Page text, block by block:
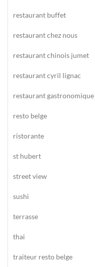
restaurant buffet
restaurant chez nous
restaurant chinois jumet
restaurant cyril lignac
restaurant gastronomique
resto belge
ristorante
st hubert
street view
sushi
terrasse
thai
traiteur resto belge